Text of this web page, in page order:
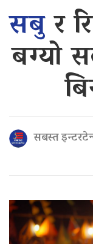
सबुर
बग्यो
सबस्त